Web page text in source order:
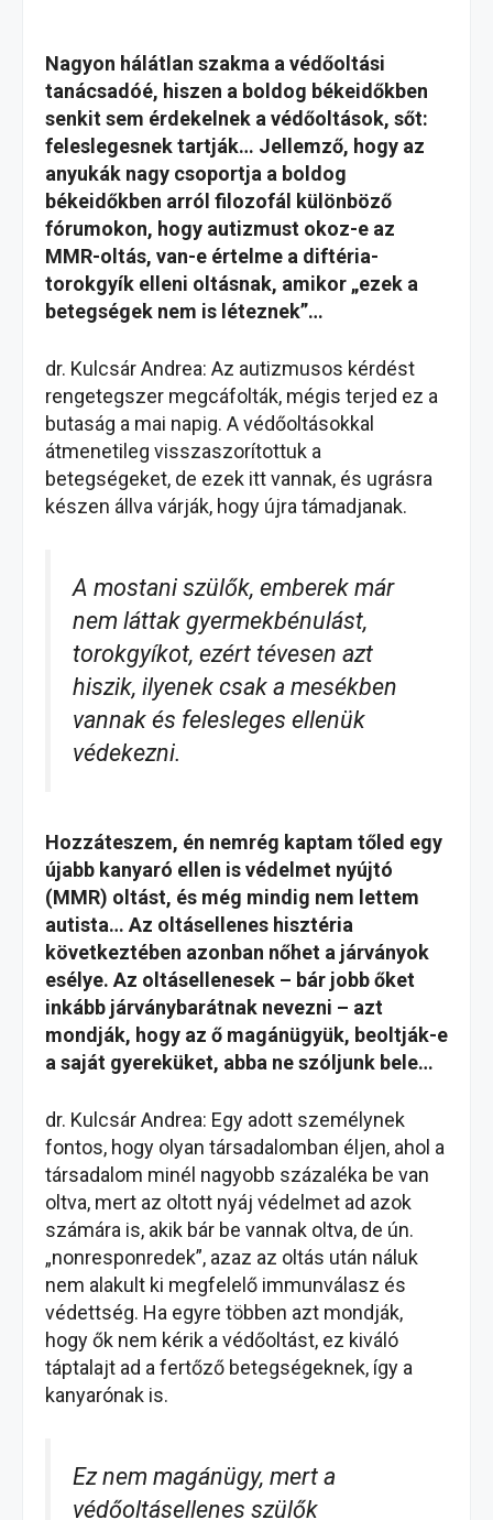
Nagyon hálátlan szakma a védőoltási
tanácsadóé, hiszen a boldog békeidőkben
senkit sem érdekelnek a védőoltások, sőt:
feleslegesnek tartják… Jellemző, hogy az
anyukák nagy csoportja a boldog
békeidőkben arról filozofál különböző
fórumokon, hogy autizmust okoz-e az
MMR-oltás, van-e értelme a diftéria-
torokgyík elleni oltásnak, amikor „ezek a
betegségek nem is léteznek”…
dr. Kulcsár Andrea: Az autizmusos kérdést
rengetegszer megcáfolták, mégis terjed ez a
butaság a mai napig. A védőoltásokkal
átmenetileg visszaszorítottuk a
betegségeket, de ezek itt vannak, és ugrásra
készen állva várják, hogy újra támadjanak.
A mostani szülők, emberek már
nem láttak gyermekbénulást,
torokgyíkot, ezért tévesen azt
hiszik, ilyenek csak a mesékben
vannak és felesleges ellenük
védekezni.
Hozzáteszem, én nemrég kaptam tőled egy
újabb kanyaró ellen is védelmet nyújtó
(MMR) oltást, és még mindig nem lettem
autista… Az oltásellenes hisztéria
következtében azonban nőhet a járványok
esélye. Az oltásellenesek – bár jobb őket
inkább járványbarátnak nevezni – azt
mondják, hogy az ő magánügyük, beoltják-e
a saját gyereküket, abba ne szóljunk bele…
dr. Kulcsár Andrea: Egy adott személynek
fontos, hogy olyan társadalomban éljen, ahol a
társadalom minél nagyobb százaléka be van
oltva, mert az oltott nyáj védelmet ad azok
számára is, akik bár be vannak oltva, de ún.
„nonresponredek”, azaz az oltás után náluk
nem alakult ki megfelelő immunválasz és
védettség. Ha egyre többen azt mondják,
hogy ők nem kérik a védőoltást, ez kiváló
táptalajt ad a fertőző betegségeknek, így a
kanyarónak is.
Ez nem magánügy, mert a
védőoltásellenes szülők